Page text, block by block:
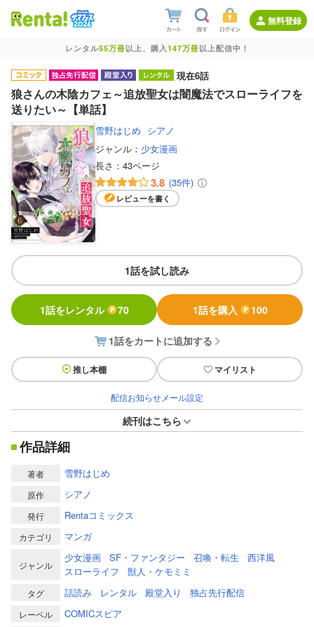
無料登録
レンタル55万冊以上、購入147万冊以上配信中！
現在6話
狼さんの木陰カフェ～追放聖女は闇魔法でスローライフを
送りたい～【単話】
雪野はじめ シアノ
ジャンル： 少女漫画
長さ： 43ページ
3.8 (35件)
レビューを書く
1話を試し読み
1話をレンタル 70 1話を購入 100
1話をカートに追加する
推し本棚 マイリスト
配信お知らせメール設定
続刊はこちら
作品詳細
著者 雪野はじめ
原作 シアノ
発行 Rentaコミックス
カテゴリ マンガ
ジャンル
少女漫画 SF・ファンタジー 召喚・転生
西洋風
スローライフ
獣人・ケモミミ
タグ 話読み レンタル 殿堂入り 独占先行配信
レーベル COMICスピア